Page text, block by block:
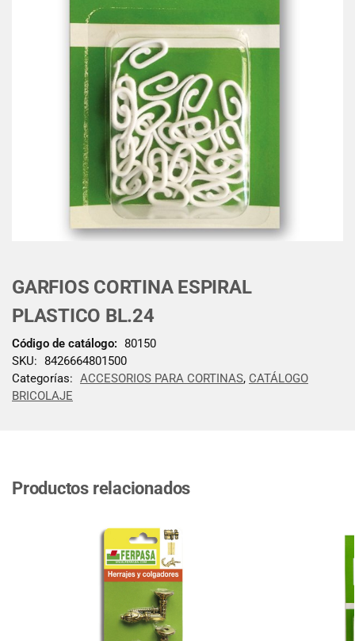
GARFIOS CORTINA ESPIRAL
PLASTICO BL.24
Código de catálogo: 80150
SKU: 8426664801500
Categorías: ACCESORIOS PARA CORTINAS, CATÁLOGO
BRICOLAJE
Productos relacionados